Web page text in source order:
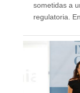
sometidas a
regulatoria.